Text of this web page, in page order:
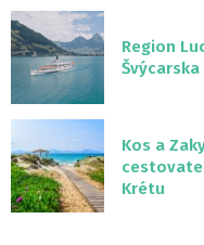
Region
Kos a
Krétu